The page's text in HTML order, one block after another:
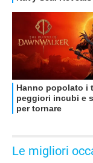
Le migliori